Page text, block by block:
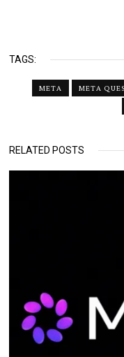
TAGS:
META META
RELATED POSTS